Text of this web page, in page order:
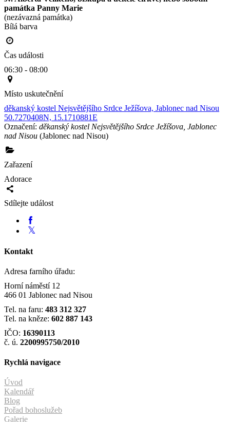
památka Panny Marie
(nezávazná památka)
Bílá barva
Čas události
06:30 - 08:00
Místo uskutečnění
děkanský kostel Nejsvětějšího Srdce Ježíšova, Jablonec nad Nisou
50.7270408N, 15.1710881E
Označení: děkanský kostel Nejsvětějšího Srdce Ježíšova, Jablonec
nad Nisou (Jablonec nad Nisou)
Zařazení
Adorace
Sdílejte událost
Kontakt
Adresa farního úřadu:
Horní náměstí 12
466 01 Jablonec nad Nisou
Tel. na faru: 483 312 327
Tel. na kněze: 602 887 143
IČO: 16390113
č. ú. 2200995750/2010
Rychlá navigace
Úvod
Kalendář
Blog
Pořad bohoslužeb
Galerie